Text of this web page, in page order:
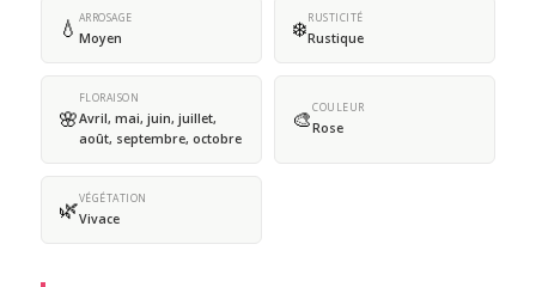
💧 ARROSAGE
Moyen ❄️RUSTICITÉ
Rustique
🌸
FLORAISON
Avril, mai, juin, juillet,
août, septembre, octobre
🎨COULEUR
Rose
🌿VÉGÉTATION
Vivace